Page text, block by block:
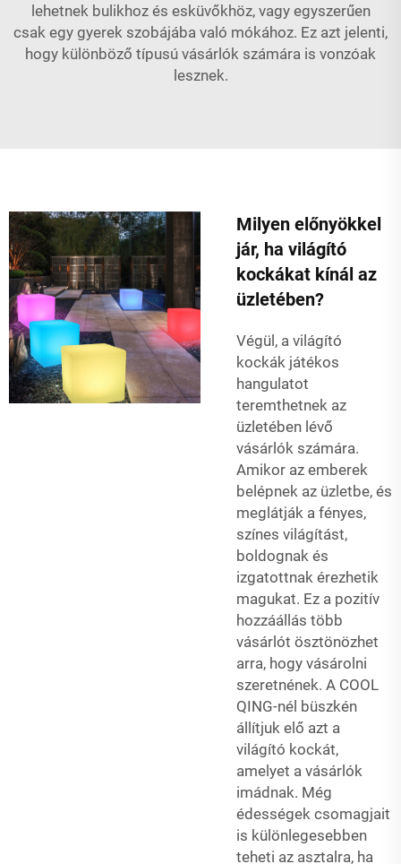
lehetnek bulikhoz és esküvőkhöz, vagy egyszerűen
csak egy gyerek szobájába való mókához. Ez azt jelenti,
hogy különböző típusú vásárlók számára is vonzóak
lesznek.
Milyen előnyökkel
jár, ha világító
kockákat kínál az
üzletében?
Végül, a világító
kockák játékos
hangulatot
teremthetnek az
üzletében lévő
vásárlók számára.
Amikor az emberek
belépnek az üzletbe, és
meglátják a fényes,
színes világítást,
boldognak és
izgatottnak érezhetik
magukat. Ez a pozitív
hozzáállás több
vásárlót ösztönözhet
arra, hogy vásárolni
szeretnének. A COOL
QING-nél büszkén
állítjuk elő azt a
világító kockát,
amelyet a vásárlók
imádnak. Még
édességek csomagjait
is különlegesebben
teheti az asztalra, ha